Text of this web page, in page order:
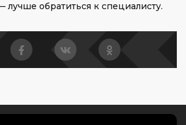
лучше обратиться к специалисту.